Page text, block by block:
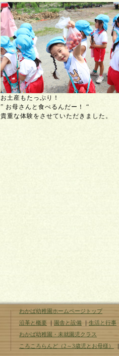
お土産もたっぷり！
” お母さんと食べるんだー！ “
貴重な体験をさせていただきました。
わかば幼稚園ホームページトップ
沿革と概要 ｜ 園舎と設備 ｜ 生活と行事
わかば幼稚園・未就園児クラス
ころころらんど（2～3歳児とお母様）
｜